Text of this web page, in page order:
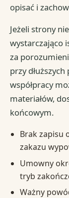
opisać i
Jeżeli strony
wystarczająco
za
przy
współpracy
materiałów,
końcowym.
Brak zapisu
zakazu
Umowny
tryb
Ważny